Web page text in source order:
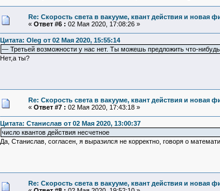
Re: Скорость света в вакууме, квант действия и новая
« Ответ #6 : 02 Мая 2020, 17:08:26 »
Цитата: Oleg от 02 Мая 2020, 15:55:14
— Третьей возможности у нас нет. Ты можешь предложить что-
Нет,а ты?
Re: Скорость света в вакууме, квант действия и новая
« Ответ #7 : 02 Мая 2020, 17:43:18 »
Цитата: Станислав от 02 Мая 2020, 13:00:37
число квантов действия несчетное
Да, Станислав, согласен, я выразился не корректно, говоря о
Re: Скорость света в вакууме, квант действия и новая